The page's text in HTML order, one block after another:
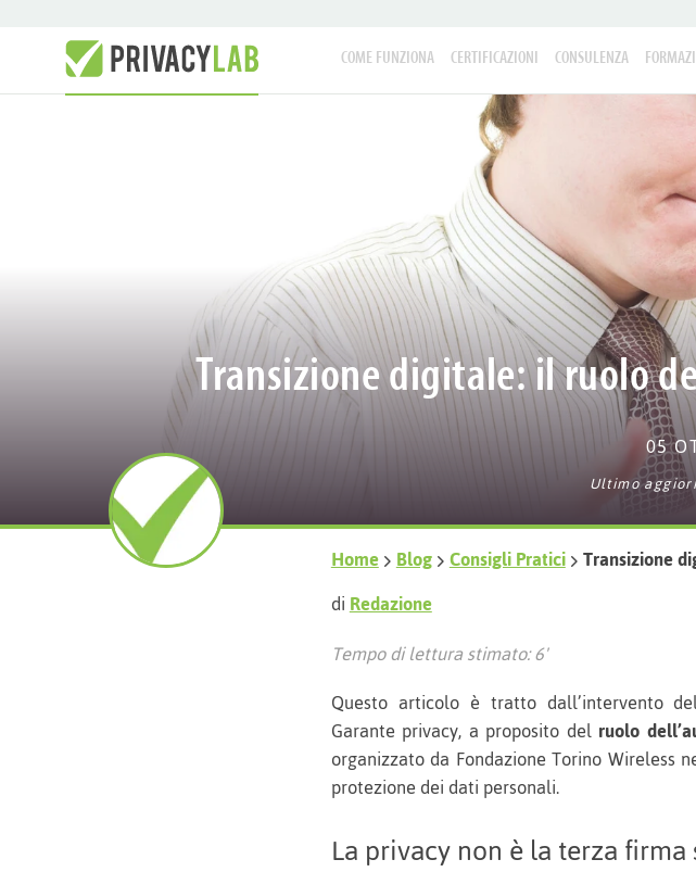
COME FUNZIONA CERTIFICAZIONI CONSULENZA
Transizione digitale: il ruolo
05
Ultimo
Home Blog Consigli Pratici Transizione
diRedazione
Tempo di lettura stimato: 6'
Questo articolo è tratto dall’intervento
Garante privacy, a proposito del ruolo
organizzato da Fondazione Torino
protezione dei dati personali.
La privacy non è la terza